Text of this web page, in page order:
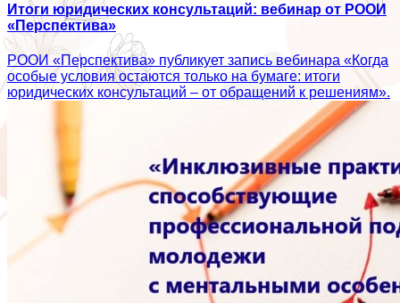
Итоги юридических консультаций: вебинар от РООИ
«Перспектива»
РООИ «Перспектива» публикует запись вебинара «Когда
особые условия остаются только на бумаге: итоги
юридических консультаций – от обращений к решениям».